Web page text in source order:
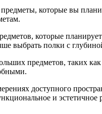
которые вы
которые
выбрать полки с
предметов, таких
доступного
и эстетичное